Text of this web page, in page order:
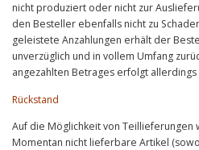
nicht produziert oder nicht zur
den Besteller ebenfalls nicht zu
geleistete Anzahlungen erhält der
unverzüglich und in vollem Umfang
angezahlten Betrages erfolgt allerdings
Rückstand
Auf die Möglichkeit von Teillieferungen
Momentan nicht lieferbare Artikel